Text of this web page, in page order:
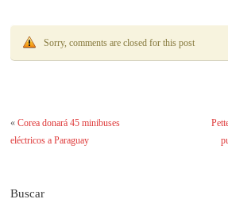
Sorry, comments are closed for this post
«Corea donará 45 minibuses
eléctricos a Paraguay
Buscar